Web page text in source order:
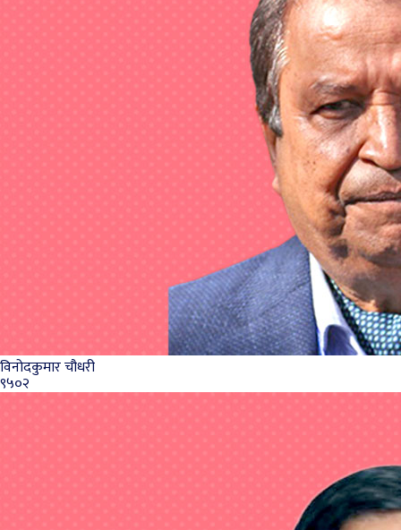
विनोदकुमार चौधरी
९५०२